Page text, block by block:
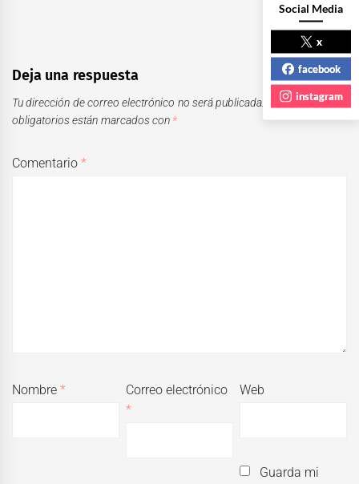
Deja una respuesta
Tu dirección de correo electrónico no será publicada.
Los campos
obligatorios están marcados con *
Comentario*
Nombre*
Correo electrónico
*
Web
Guarda mi
Social Media
x
facebook
instagram